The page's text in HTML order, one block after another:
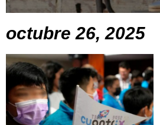
octubre 26, 2025